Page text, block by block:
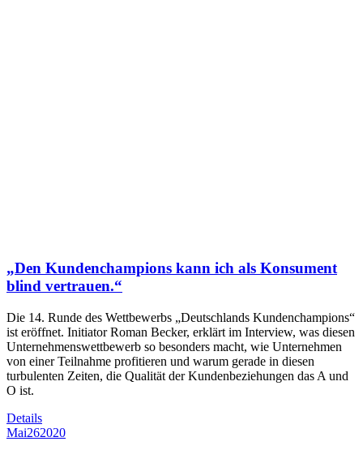
„Den Kundenchampions kann ich als Konsument
blind vertrauen.“
Die 14. Runde des Wettbewerbs „Deutschlands Kundenchampions“
ist eröffnet. Initiator Roman Becker, erklärt im Interview, was diesen
Unternehmenswettbewerb so besonders macht, wie Unternehmen
von einer Teilnahme profitieren und warum gerade in diesen
turbulenten Zeiten, die Qualität der Kundenbeziehungen das A und
O ist.
Details
Mai262020